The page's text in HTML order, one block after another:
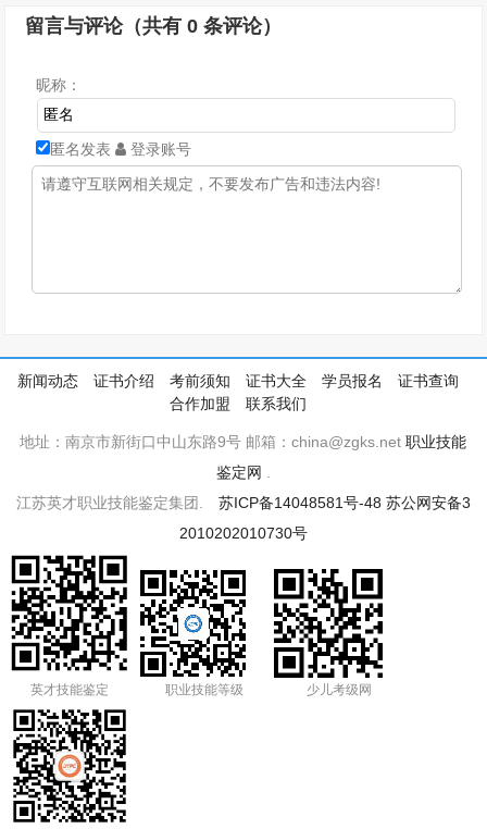
留言与评论（共有0 条评论）
昵称：
匿名发表 登录账号
新闻动态 证书介绍 考前须知 证书大全 学员报名
证书查询
合作加盟
联系我们
地址：南京市新街口中山东路9号 邮箱：china@zgks.net职业技能
鉴定网
江苏英才职业技能鉴定集团. 苏ICP备14048581号-48 苏公网安备3
2010202010730号
英才技能鉴定 职业技能等级 少儿考级网